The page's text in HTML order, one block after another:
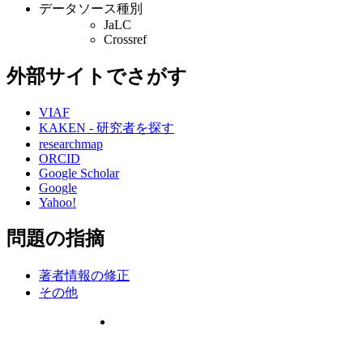
データソース種別
JaLC
Crossref
外部サイトでさがす
VIAF
KAKEN - 研究者を探す
researchmap
ORCID
Google Scholar
Google
Yahoo!
問題の指摘
著者情報の修正
その他